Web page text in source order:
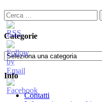
Ricerca
per:
Categorie
Categorie
Info
Contatti